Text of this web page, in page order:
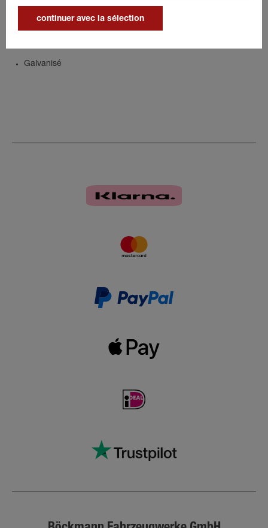
Détails
Galvanisé
continuer avec la sélection